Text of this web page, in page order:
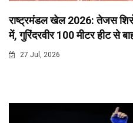
राष्ट्रमंडल खेल 2026: तेजस
में, गुरिंदरवीर 100 मीटर हीट से
27 Jul, 2026